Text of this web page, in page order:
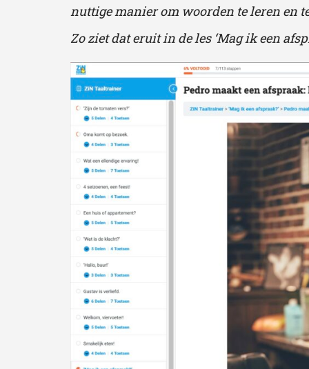
nuttige manier om woorden te leren en
Zo ziet dat eruit in de les ‘Mag ik een